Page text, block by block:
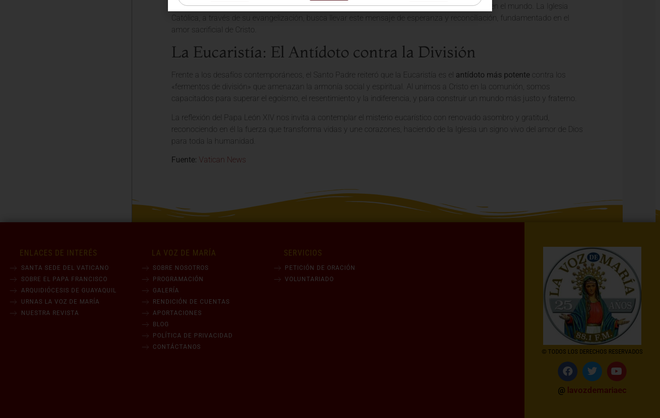
sacramento nos impulsa a seragentes de paz y unidaden nuestras familias, comunidades y en el mundo. La Iglesia
Católica, a través de su evangelización, busca llevar este mensaje de esperanza y reconciliación, fundamentado en el
amor sacrificial de Cristo.
La Eucaristía: El Antídoto contra la División
Frente a los desafíos contemporáneos, el Santo Padre reiteró que la Eucaristía es el antídoto más potentecontra los
«fermentos de división» que amenazan la armonía social y espiritual. Al unirnos a Cristo en la comunión, somos
capacitados para superar el egoísmo, el resentimiento y la indiferencia, y para construir un mundo más justo y fraterno.
La reflexión del Papa León XIV nos invita a contemplar el misterio eucarístico con renovado asombro y gratitud,
reconociendo en él la fuerza que transforma vidas y une corazones, haciendo de la Iglesia un signo vivo del amor de Dios
para toda la humanidad.
Fuente: Vatican News
ENLACES DE INTERÉS
SANTA SEDE DEL VATICANO
SOBRE EL PAPA FRANCISCO
ARQUIDIÓCESIS DE GUAYAQUIL
URNAS LA VOZ DE MARÍA
NUESTRA REVISTA
LA VOZ DE MARÍA
SOBRE NOSOTROS
PROGRAMACIÓN
GALERÍA
RENDICIÓN DE CUENTAS
APORTACIONES
BLOG
POLÍTICA DE PRIVACIDAD
CONTÁCTANOS
SERVICIOS
PETICIÓN DE ORACIÓN
VOLUNTARIADO
© TODOS LOS DERECHOS RESERVADOS
@ lavozdemariaec